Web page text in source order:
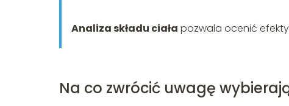
Analiza składu ciała pozwala ocenić
Na co zwrócić uwagę